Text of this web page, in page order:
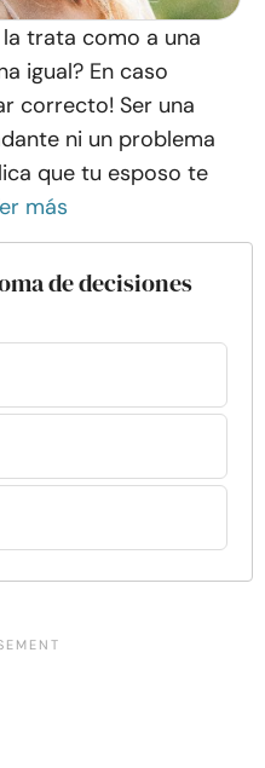
trata como a una
igual? En caso
correcto! Ser una
ni un problema
que tu esposo te
más
de decisiones